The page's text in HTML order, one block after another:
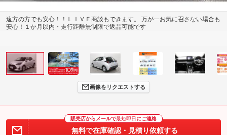
遠方の方でも安心！！ＬＩＶＥ商談もできます。 万が一お気に召さない場合も
安心！１か月以内・走行距離無制限で返品可能です
画像をリクエストする
販売店からメールで最短即日 にご連絡
無料で在庫確認・見積り依頼する